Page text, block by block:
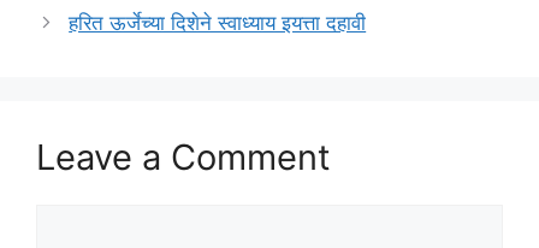
हरित ऊर्जेच्या दिशेने स्वाध्याय इयत्ता दहावी
Leave a Comment